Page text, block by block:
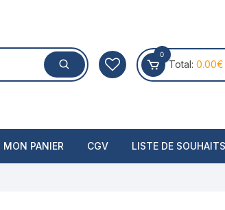
0
Total: 0.00€
MON PANIER CGV LISTE DE SOUHAITS